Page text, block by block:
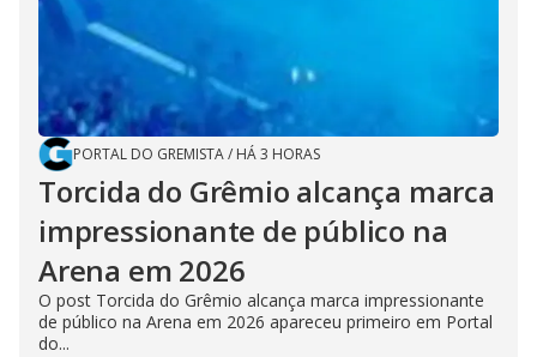
PORTAL DO GREMISTA/ HÁ 3 HORAS
Torcida do Grêmio alcança marca
impressionante de público na
Arena em 2026
O post Torcida do Grêmio alcança marca impressionante
de público na Arena em 2026 apareceu primeiro em Portal
do...